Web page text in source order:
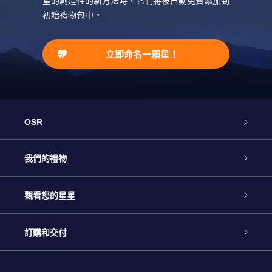
初始禮物包中。
立即命名一顆星！
OSR
客戶服務
聯繫我們
博客
我們的禮物
Online Star禮物
OSR禮物包
觀看您的星星
星星注册
訂購和交付